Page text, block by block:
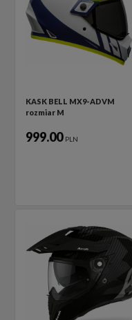
KASK BELL MX9-ADVM
rozmiar M
999.00 PLN